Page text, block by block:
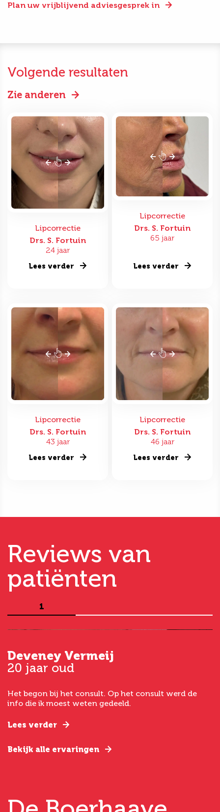
Plan uw vrijblijvend adviesgesprek in
Volgende resultaten
Zie anderen
Lipcorrectie
Drs. S. Fortuin
24 jaar
Lees verder
Lipcorrectie
Drs. S. Fortuin
65 jaar
Lees verder
Lipcorrectie
Drs. S. Fortuin
43 jaar
Lees verder
Lipcorrectie
Drs. S. Fortuin
46 jaar
Lees verder
Reviews van
patiënten
1
Deveney Vermeij
20 jaar oud
Het begon bij het consult. Op het consult werd de
info die ik moest weten gedeeld.
Lees verder
Bekijk alle ervaringen